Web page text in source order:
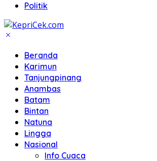
Politik
Beranda
Karimun
Tanjungpinang
Anambas
Batam
Bintan
Natuna
Lingga
Nasional
Info Cuaca